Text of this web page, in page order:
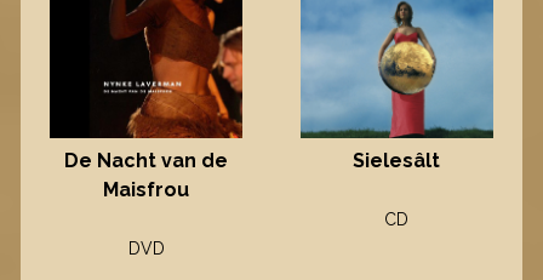
De Nacht van de
Maisfrou
DVD
Sielesâlt
CD